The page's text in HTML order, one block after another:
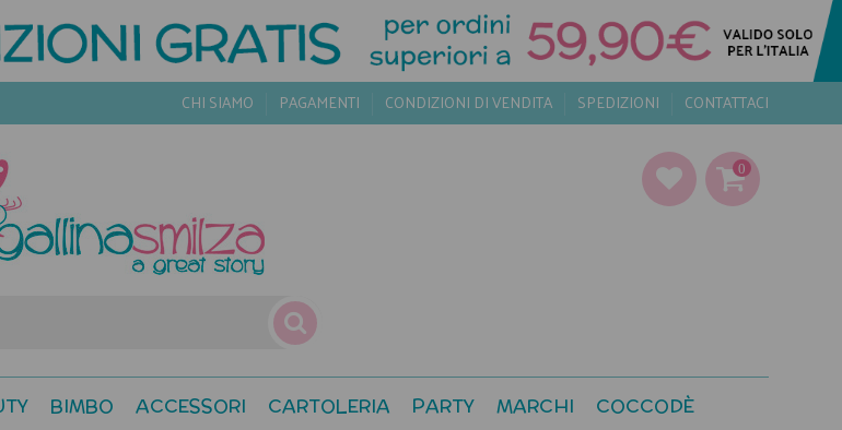
CHI SIAMO PAGAMENTI CONDIZIONI DI VENDITA SPEDIZIONI CONTATTACI
0
BIMBO ACCESSORI CARTOLERIA PARTY MARCHI COCCODÈ